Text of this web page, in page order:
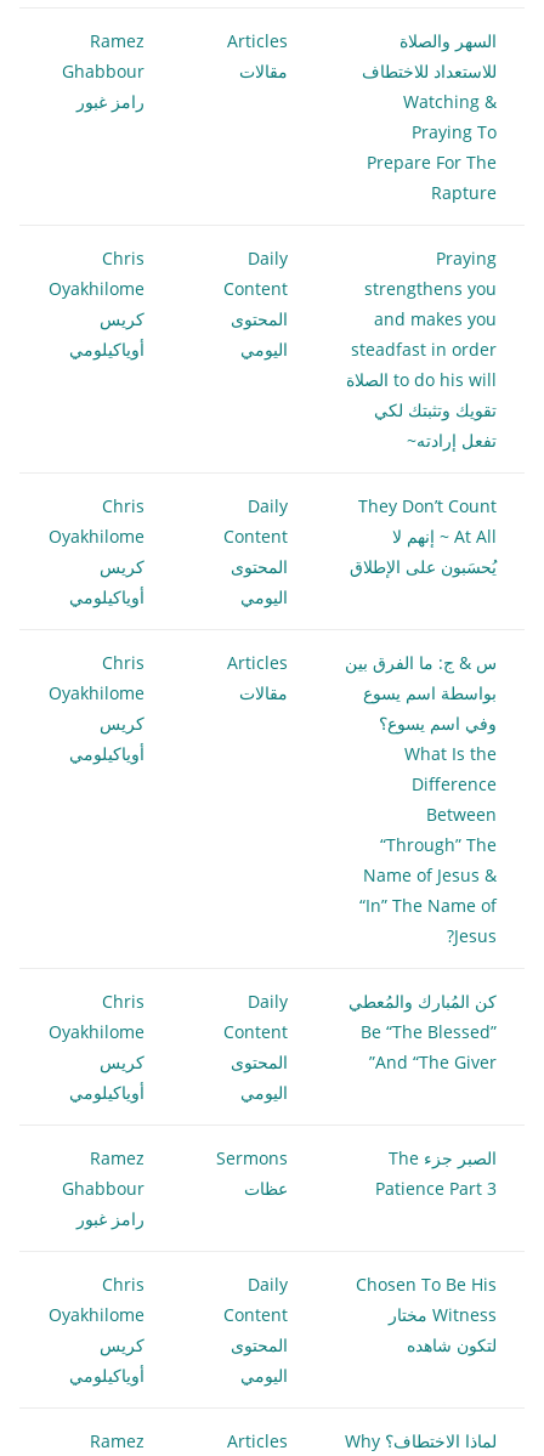
السهر والصلاة
للاستعداد للاختطاف
Watching &
Praying To
Prepare For The
Rapture
Articles
مقالات
Ramez
Ghabbour
رامز غبور
Praying
strengthens you
and makes you
steadfast in order
to do his will الصلاة
تقويك وتثبتك لكي
تفعل إرادته~
Daily
Content
المحتوى
اليومي
Chris
Oyakhilome
كريس
أوياكيلومي
They Don’t Count
At All ~ إنهم لا
يُحسَبون على الإطلاق
Daily
Content
المحتوى
اليومي
Chris
Oyakhilome
كريس
أوياكيلومي
س & ج: ما الفرق بين
بواسطة اسم يسوع
وفي اسم يسوع؟
What Is the
Difference
Between
“Through” The
Name of Jesus &
“In” The Name of
Jesus?
Articles
مقالات
Chris
Oyakhilome
كريس
أوياكيلومي
كن المُبارك والمُعطي
Be “The Blessed”
And “The Giver”
Daily
Content
المحتوى
اليومي
Chris
Oyakhilome
كريس
أوياكيلومي
الصبر جزء The
Patience Part 3
Sermons
عظات
Ramez
Ghabbour
رامز غبور
Chosen To Be His
Witness مختار
لتكون شاهده
Daily
Content
المحتوى
اليومي
Chris
Oyakhilome
كريس
أوياكيلومي
لماذا الاختطاف؟ Why Articles
Ramez